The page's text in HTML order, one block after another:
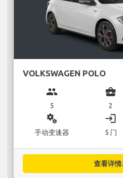
VOLKSWAGEN POLO
group
5
business_center
2
miscellaneous_services
手动变速器
login
5 门
查看详情